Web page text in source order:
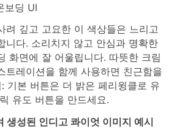
보딩 UI
려 깊고 고요한 이 색상들은 느리고
니다. 소리치지 않고 안심과 명확한
화면에 잘 어울립니다. 따뜻한 크림
트레이션을 함께 사용하면 친근함을
기본 버튼은 더 밝은 페리윙클로 유
유도 버튼을 만드세요.
성된 인디고 콰이엇 이미지 예시